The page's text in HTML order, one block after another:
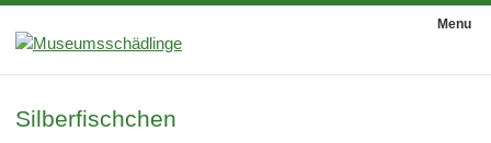
Menu
Silberfischchen